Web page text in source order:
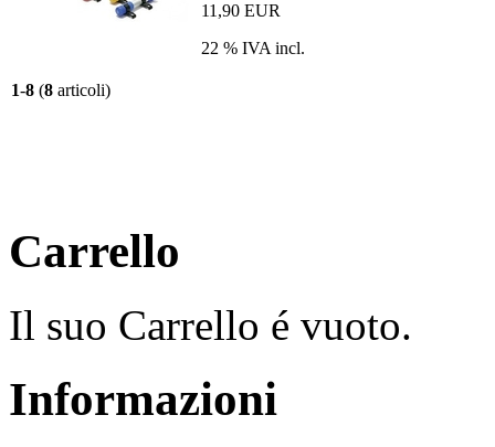
11,90 EUR
22 % IVA incl.
1-8 (8 articoli)
Carrello
Il suo Carrello é vuoto.
Informazioni